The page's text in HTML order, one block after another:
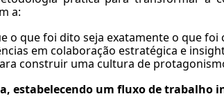
a:
o que foi dito seja exatamente o que
em colaboração estratégica e
construir uma cultura de
estabelecendo um fluxo de trabalho